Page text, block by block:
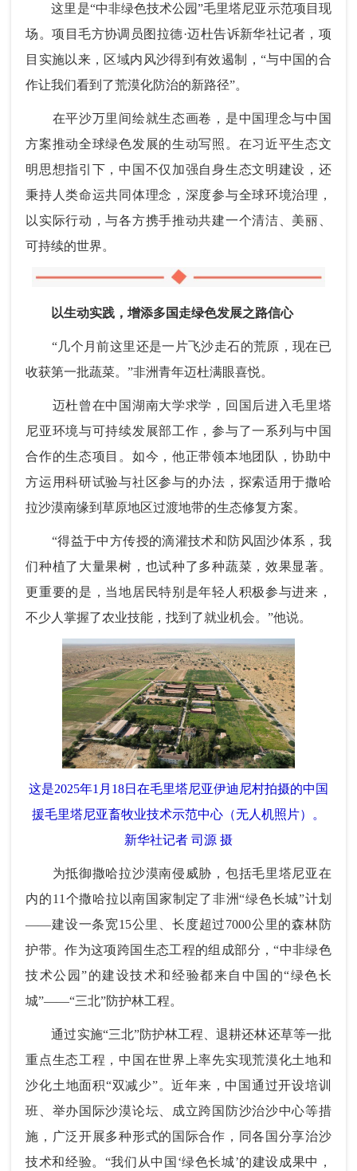
这里是“中非绿色技术公园”毛里塔尼亚示范项目现
场。项目毛方协调员图拉德·迈杜告诉新华社记者，项
目实施以来，区域内风沙得到有效遏制，“与中国的合
作让我们看到了荒漠化防治的新路径”。
在平沙万里间绘就生态画卷，是中国理念与中国
方案推动全球绿色发展的生动写照。在习近平生态文
明思想指引下，中国不仅加强自身生态文明建设，还
秉持人类命运共同体理念，深度参与全球环境治理，
以实际行动，与各方携手推动共建一个清洁、美丽、
可持续的世界。
以生动实践，增添多国走绿色发展之路信心
“几个月前这里还是一片飞沙走石的荒原，现在已
收获第一批蔬菜。”非洲青年迈杜满眼喜悦。
迈杜曾在中国湖南大学求学，回国后进入毛里塔
尼亚环境与可持续发展部工作，参与了一系列与中国
合作的生态项目。如今，他正带领本地团队，协助中
方运用科研试验与社区参与的办法，探索适用于撒哈
拉沙漠南缘到草原地区过渡地带的生态修复方案。
“得益于中方传授的滴灌技术和防风固沙体系，我
们种植了大量果树，也试种了多种蔬菜，效果显著。
更重要的是，当地居民特别是年轻人积极参与进来，
不少人掌握了农业技能，找到了就业机会。”他说。
这是2025年1月18日在毛里塔尼亚伊迪尼村拍摄的中国
援毛里塔尼亚畜牧业技术示范中心（无人机照片）。
新华社记者 司源 摄
为抵御撒哈拉沙漠南侵威胁，包括毛里塔尼亚在
内的11个撒哈拉以南国家制定了非洲“绿色长城”计划
——建设一条宽15公里、长度超过7000公里的森林防
护带。作为这项跨国生态工程的组成部分，“中非绿色
技术公园”的建设技术和经验都来自中国的“绿色长
城”——“三北”防护林工程。
通过实施“三北”防护林工程、退耕还林还草等一批
重点生态工程，中国在世界上率先实现荒漠化土地和
沙化土地面积“双减少”。近年来，中国通过开设培训
班、举办国际沙漠论坛、成立跨国防沙治沙中心等措
施，广泛开展多种形式的国际合作，同各国分享治沙
技术和经验。“我们从中国‘绿色长城’的建设成果中，